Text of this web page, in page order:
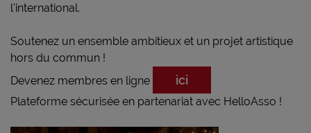
l'international.
Soutenez un ensemble ambitieux et un projet artistique
hors du commun !
Devenez membres en ligne
ici
Plateforme sécurisée en partenariat avec HelloAsso !